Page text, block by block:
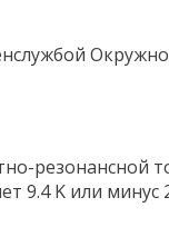
резонансной
9.4 K или